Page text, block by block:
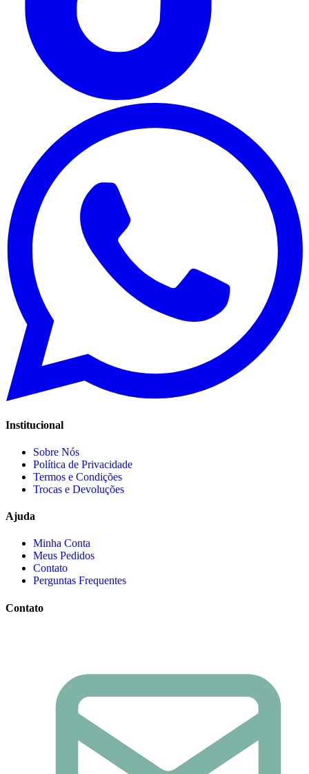
Institucional
Sobre Nós
Política de Privacidade
Termos e Condições
Trocas e Devoluções
Ajuda
Minha Conta
Meus Pedidos
Contato
Perguntas Frequentes
Contato